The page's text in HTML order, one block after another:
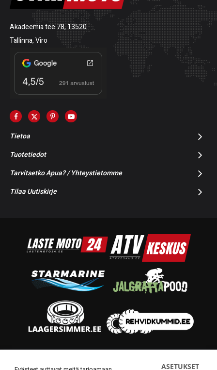
Akadeemia tee 78, 13520
Tallinna, Viro
Tietoa
Tuotetiedot
Tarvitsetko Apua? / Yhteystietomme
Tilaa Uutiskirje
ASETUKSET